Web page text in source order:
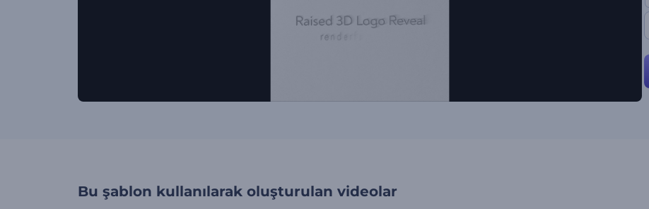
Bu şablon kullanılarak oluşturulan videolar